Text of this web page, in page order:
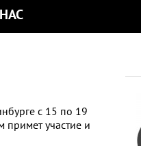
с 15 по 19
участие и